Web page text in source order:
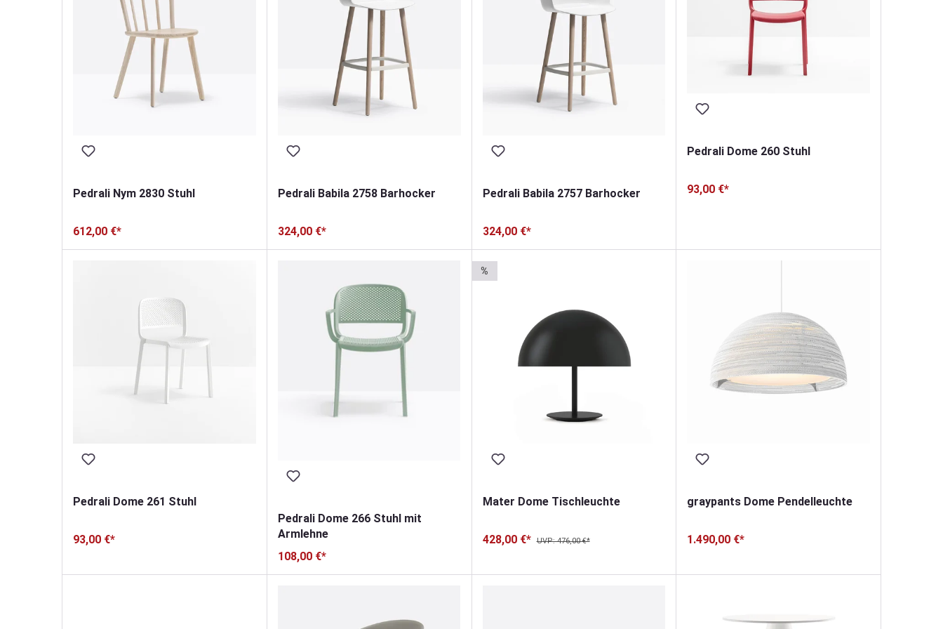
Pedrali Nym 2830 Stuhl
612,00 €*
Pedrali Babila 2758 Barhocker
324,00 €*
Pedrali Babila 2757 Barhocker
324,00 €*
Pedrali Dome 260 Stuhl
93,00 €*
Pedrali Dome 261 Stuhl
93,00 €*
Pedrali Dome 266 Stuhl mit
Armlehne
108,00 €*
%
Mater Dome Tischleuchte
428,00 €* UVP: 476,00 €*
graypants Dome Pendelleuchte
1.490,00 €*